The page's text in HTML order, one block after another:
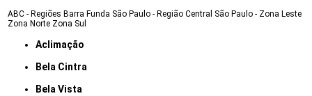
ABC - Regiões Barra Funda São Paulo - Região Central São Paulo - Zona Leste
Zona Norte Zona Sul
Aclimação
Bela Cintra
Bela Vista